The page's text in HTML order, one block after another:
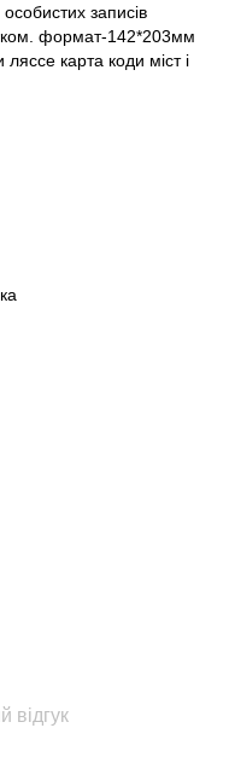
записів
формат-142*203мм
ляссе карта коди міст і
відгук